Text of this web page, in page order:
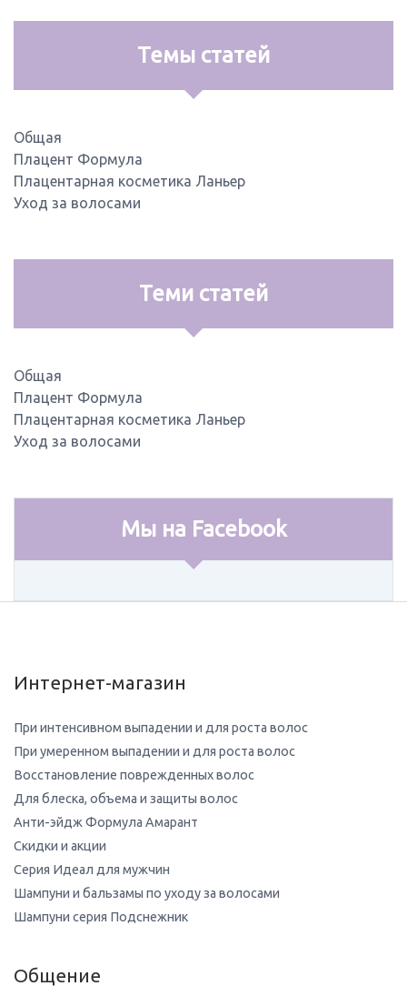
Темы статей
Общая
Плацент Формула
Плацентарная косметика Ланьер
Уход за волосами
Теми статей
Общая
Плацент Формула
Плацентарная косметика Ланьер
Уход за волосами
Мы на Facebook
Интернет-магазин
При интенсивном выпадении и для роста волос
При умеренном выпадении и для роста волос
Восстановление поврежденных волос
Для блеска, объема и защиты волос
Анти-эйдж Формула Амарант
Скидки и акции
Серия Идеал для мужчин
Шампуни и бальзамы по уходу за волосами
Шампуни серия Подснежник
Общение